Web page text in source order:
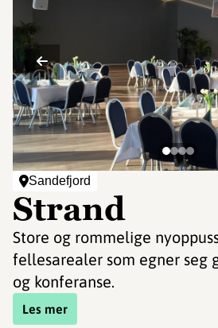
Sandefjord
Strand
Store og rommelige
fellesarealer som egner seg
og konferanse.
Les mer